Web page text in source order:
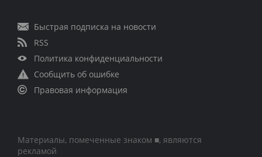
Быстрая подписка на новости
RSS
Политика конфиденциальности
Сообщить об ошибке
Правовая информация
Материалы, помеченные знаком ■, являются
рекламой